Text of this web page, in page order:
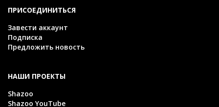
ПРИСОЕДИНИТЬСЯ
Завести аккаунт
Подписка
Предложить новость
НАШИ ПРОЕКТЫ
Shazoo
Shazoo YouTube